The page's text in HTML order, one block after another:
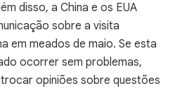
disso, a China e os EUA
sobre a visita
em meados de maio. Se esta
ocorrer sem problemas,
opiniões sobre questões